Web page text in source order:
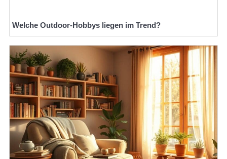
Welche Outdoor-Hobbys liegen im Trend?